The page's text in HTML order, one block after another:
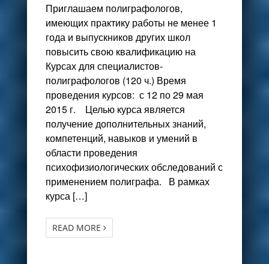
Приглашаем полиграфологов,
имеющих практику работы не менее 1
года и выпускников других школ
повысить свою квалификацию на
Курсах для специалистов-
полиграфологов (120 ч.) Время
проведения курсов: с 12 по 29 мая
2015 г. Целью курса является
получение дополнительных знаний,
компетенций, навыков и умений в
области проведения
психофизиологических обследований с
применением полиграфа. В рамках
курса […]
READ MORE